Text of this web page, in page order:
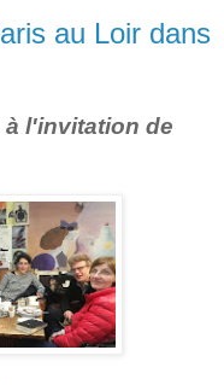
au Loir dans
à l'invitation de